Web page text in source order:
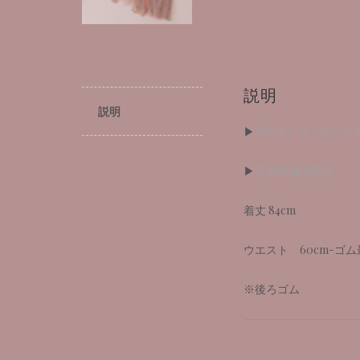
説明
説明
▶︎
▶︎
着丈 84cm
ウエスト 60cm-ゴム
※後ろゴム